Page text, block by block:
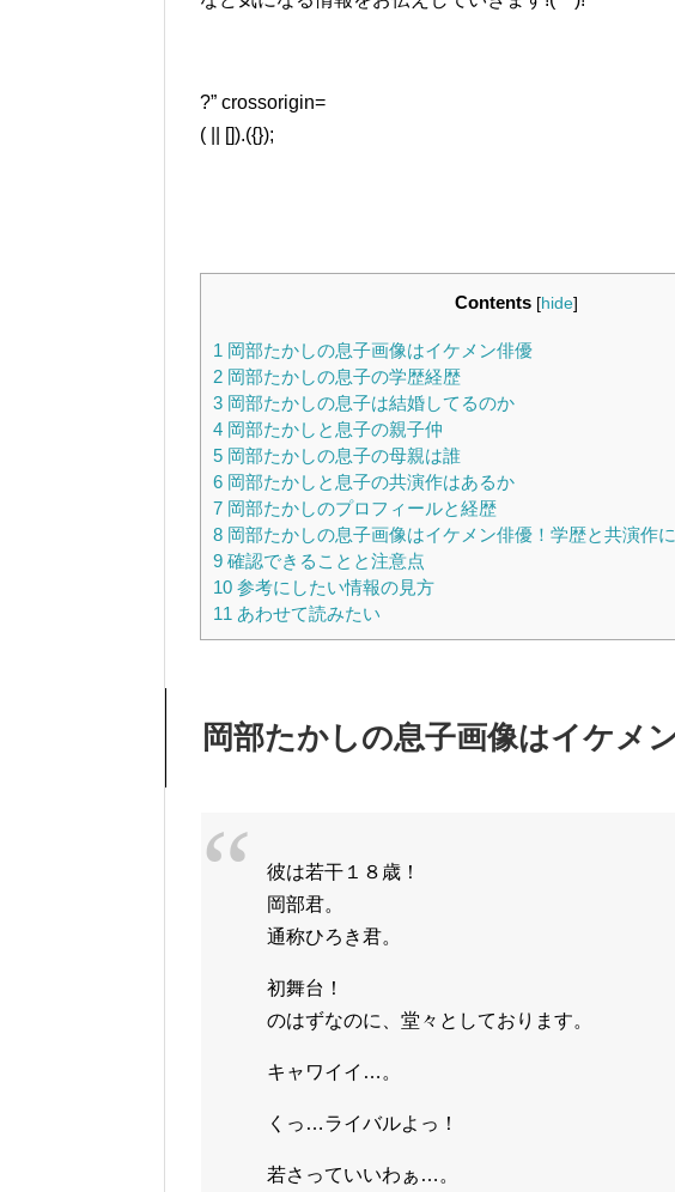
?” crossorigin=
( || []).({});
Contents [hide]
1 岡部たかしの息子画像はイケメン俳優
2 岡部たかしの息子の学歴経歴
3 岡部たかしの息子は結婚してるのか
4 岡部たかしと息子の親子仲
5 岡部たかしの息子の母親は誰
6 岡部たかしと息子の共演作はあるか
7 岡部たかしのプロフィールと経歴
8 岡部たかしの息子画像はイケメン俳優！学歴と共演作
9 確認できることと注意点
10 参考にしたい情報の見方
11 あわせて読みたい
岡部たかしの息子画像はイケメ
彼は若干１８歳！
岡部君。
通称ひろき君。
初舞台！
のはずなのに、堂々としております。
キャワイイ…。
くっ…ライバルよっ！
若さっていいわぁ…。